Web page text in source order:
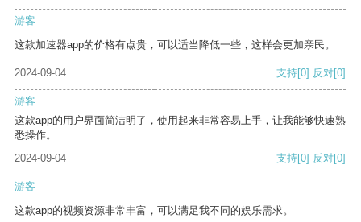
游客
这款加速器app的价格有点贵，可以适当降低一些，这样会更加亲民。
2024-09-04 支持[0] 反对[0]
游客
这款app的用户界面简洁明了，使用起来非常容易上手，让我能够快速熟
悉操作。
2024-09-04
支持[0] 反对[0]
游客
这款app的视频资源非常丰富，可以满足我不同的娱乐需求。